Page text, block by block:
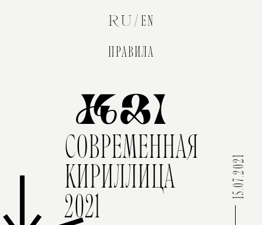
RU EN
ПРАВИЛА
K21
СОВРЕМЕННАЯ
КИРИЛЛИЦА
2021
15.07.2021